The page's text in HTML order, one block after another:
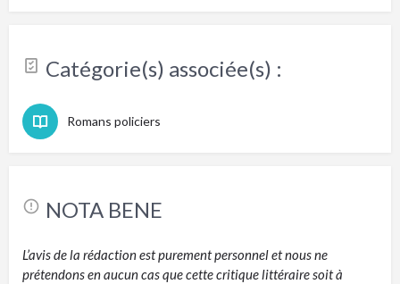
Catégorie(s) associée(s) :
Romans policiers
NOTA BENE
L’avis de la rédaction est purement personnel et nous ne
prétendons en aucun cas que cette critique littéraire soit à